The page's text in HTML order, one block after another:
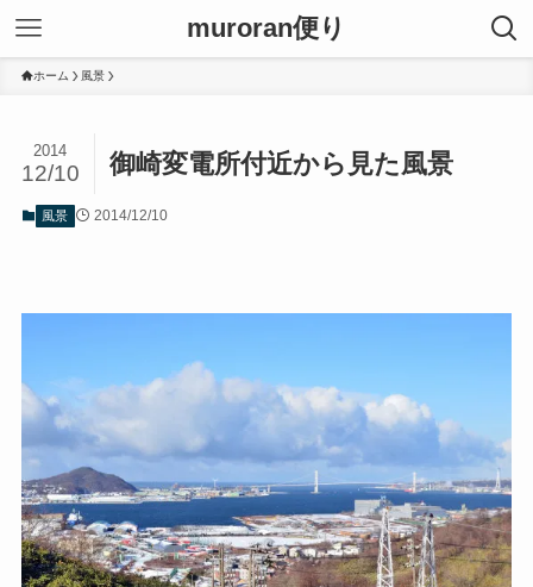
muroran便り
ホーム 風景
御崎変電所付近から見た風景
2014
12/10
風景 2014/12/10